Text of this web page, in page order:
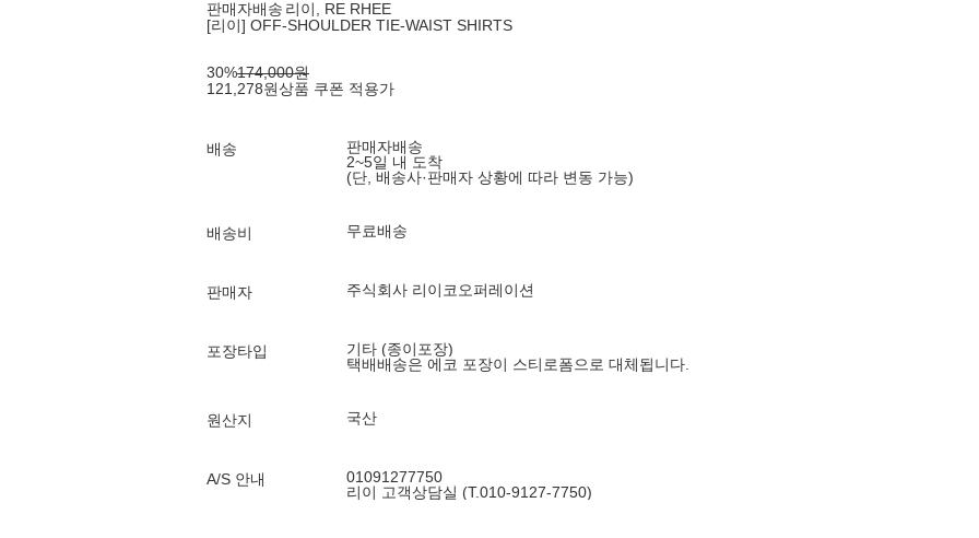
판매자배송 리이, RE RHEE
[리이] OFF-SHOULDER TIE-WAIST SHIRTS
30%174,000원
121,278원상품 쿠폰 적용가
배송
판매자배송
2~5일 내 도착
(단, 배송사·판매자 상황에 따라 변동 가능)
배송비 무료배송
판매자 주식회사 리이코오퍼레이션
포장타입
기타 (종이포장)
택배배송은 에코 포장이 스티로폼으로 대체됩니다.
원산지 국산
A/S 안내
01091277750
리이 고객상담실 (T.010-9127-7750)